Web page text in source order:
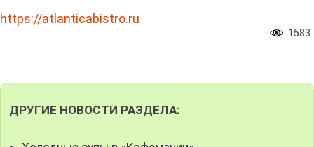
https://atlanticabistro.ru
1583
ДРУГИЕ НОВОСТИ РАЗДЕЛА: